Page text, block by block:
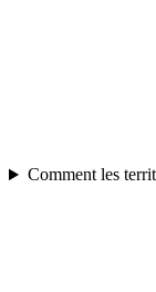
Comment les